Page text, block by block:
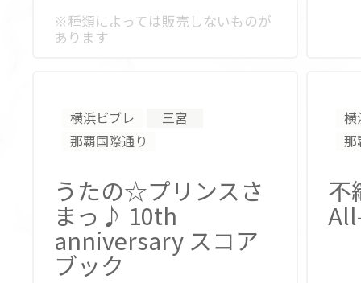
※種類によっては販売しないものが
あります
横浜ビブレ
三宮
那覇国際通り
うたの☆プリンスさ
まっ♪ 10th
anniversary スコア
ブック
横
那
不